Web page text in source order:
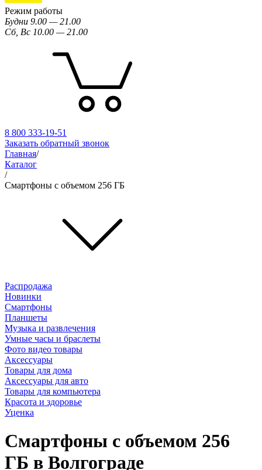
Режим работы
Будни 9.00 — 21.00
Сб, Вс 10.00 — 21.00
8 800 333-19-51
Заказать обратный звонок
Главная/
Каталог
/
Смартфоны с объемом 256 ГБ
Распродажа
Новинки
Смартфоны
Планшеты
Музыка и развлечения
Умные часы и браслеты
Фото видео товары
Аксессуары
Товары для дома
Аксессуары для авто
Товары для компьютера
Красота и здоровье
Уценка
Смартфоны с объемом 256
ГБ в Волгограде